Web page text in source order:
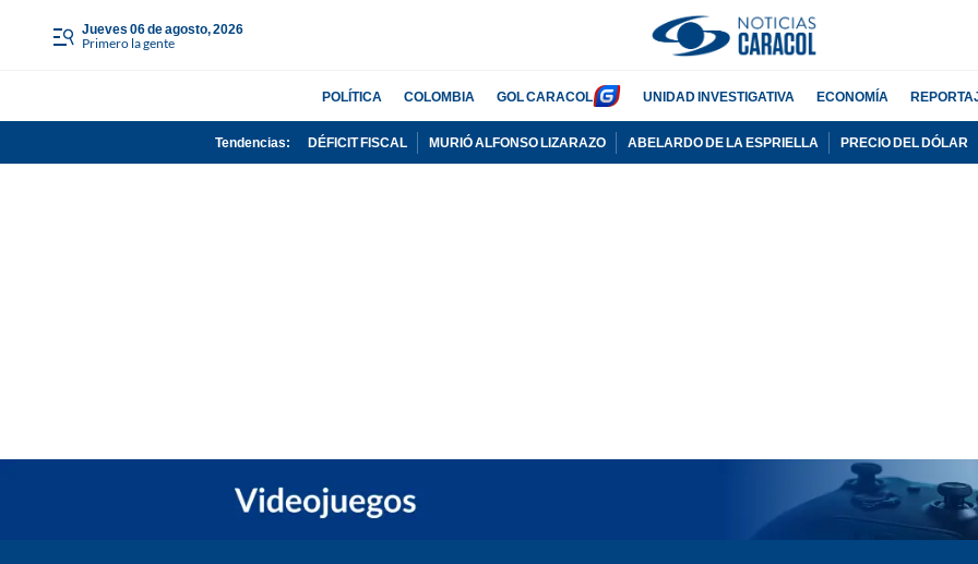
jueves 06 de agosto, 2026
Primero la gente
POLÍTICA COLOMBIA GOL CARACOL UNIDAD INVESTIGATIVA ECONOMÍA
Tendencias: DÉFICIT FISCAL MURIÓ ALFONSO LIZARAZO ABELARDO DE LA ESPRIELLA PRECIO DEL DÓLAR